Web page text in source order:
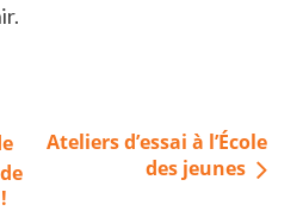
Ateliers d’essai à l’École
des jeunes